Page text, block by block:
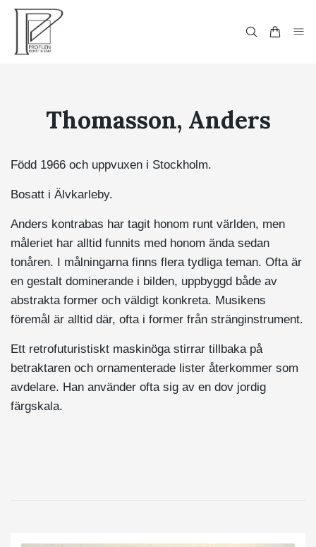
Thomasson, Anders
Född 1966 och uppvuxen i Stockholm.
Bosatt i Älvkarleby.
Anders kontrabas har tagit honom runt världen, men
måleriet har alltid funnits med honom ända sedan
tonåren. I målningarna finns flera tydliga teman. Ofta är
en gestalt dominerande i bilden, uppbyggd både av
abstrakta former och väldigt konkreta. Musikens
föremål är alltid där, ofta i former från stränginstrument.
Ett retrofuturistiskt maskinöga stirrar tillbaka på
betraktaren och ornamenterade lister återkommer som
avdelare. Han använder ofta sig av en dov jordig
färgskala.